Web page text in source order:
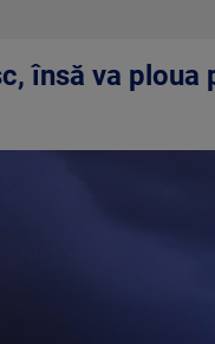
însă va ploua